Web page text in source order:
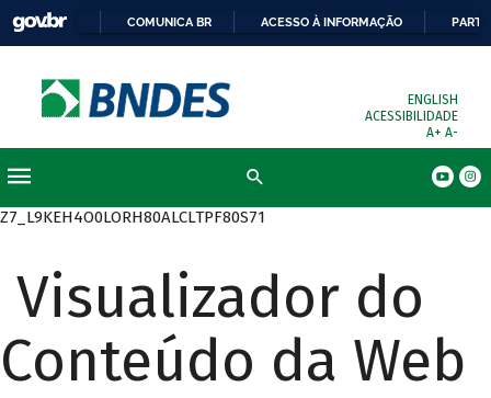
COMUNICA BR ACESSO À INFORMAÇÃO
ENGLISH
ACESSIBILIDADE
A+ A-
Z7_L9KEH4O0LORH80ALCLTPF80S71
Visualizador do
Conteúdo da Web